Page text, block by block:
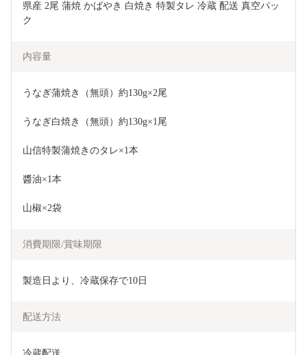
県産 2尾 蒲焼 かばやき 白焼き 特製タレ 冷蔵 配送 真空パッ
ク
内容量
うなぎ蒲焼き（無頭）約130g×2尾
うなぎ白焼き（無頭）約130g×1尾
山信特製蒲焼きのタレ×1本
醬油×1本
山椒×2袋
消費期限/賞味期限
製造日より、冷蔵保存で10日
配送方法